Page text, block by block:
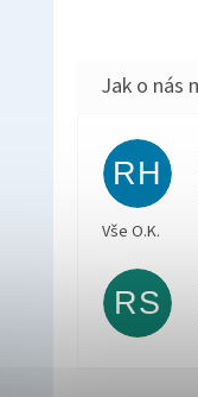
RH
Vše O.K.
RS